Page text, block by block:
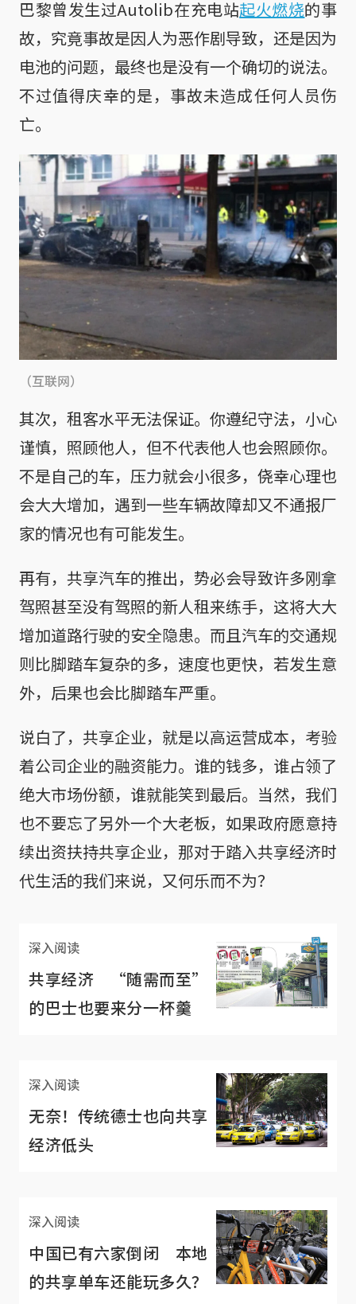
巴黎曾发生过Autolib在充电站起火燃烧的事
故，究竟事故是因人为恶作剧导致，还是因为
电池的问题，最终也是没有一个确切的说法。
不过值得庆幸的是，事故未造成任何人员伤
亡。
（互联网）
其次，租客水平无法保证。你遵纪守法，小心
谨慎，照顾他人，但不代表他人也会照顾你。
不是自己的车，压力就会小很多，侥幸心理也
会大大增加，遇到一些车辆故障却又不通报厂
家的情况也有可能发生。
再有，共享汽车的推出，势必会导致许多刚拿
驾照甚至没有驾照的新人租来练手，这将大大
增加道路行驶的安全隐患。而且汽车的交通规
则比脚踏车复杂的多，速度也更快，若发生意
外，后果也会比脚踏车严重。
说白了，共享企业，就是以高运营成本，考验
着公司企业的融资能力。谁的钱多，谁占领了
绝大市场份额，谁就能笑到最后。当然，我们
也不要忘了另外一个大老板，如果政府愿意持
续出资扶持共享企业，那对于踏入共享经济时
代生活的我们来说，又何乐而不为？
深入阅读
共享经济 “随需而至”
的巴士也要来分一杯羹
深入阅读
无奈！传统德士也向共享
经济低头
深入阅读
中国已有六家倒闭 本地
的共享单车还能玩多久？